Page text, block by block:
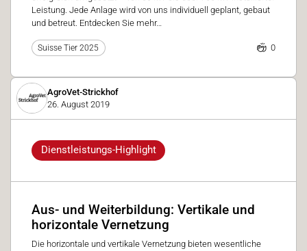
Leistung. Jede Anlage wird von uns individuell geplant, gebaut
und betreut. Entdecken Sie mehr…
Suisse Tier 2025 0
AgroVet-Strickhof
26. August 2019
Dienstleistungs-Highlight
Aus- und Weiterbildung: Vertikale und
horizontale Vernetzung
Die horizontale und vertikale Vernetzung bieten wesentliche